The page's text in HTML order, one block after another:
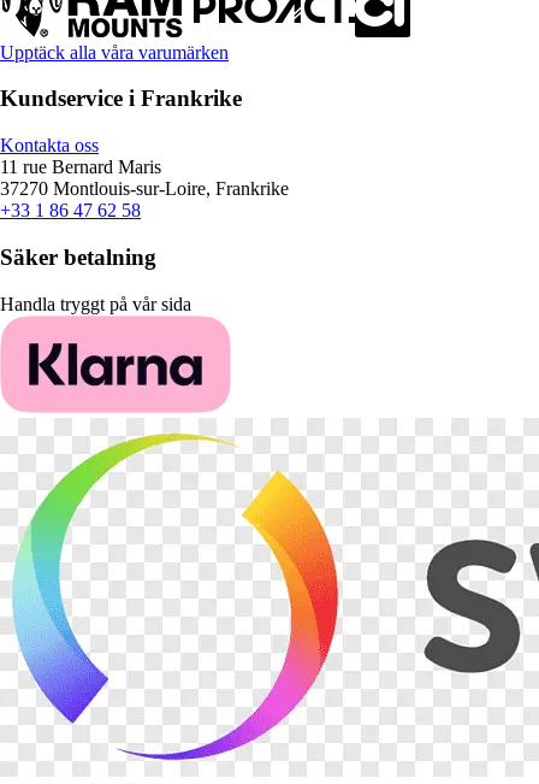
Upptäck alla våra varumärken
Kundservice i Frankrike
Kontakta oss
11 rue Bernard Maris
37270 Montlouis-sur-Loire, Frankrike
+33 1 86 47 62 58
Säker betalning
Handla tryggt på vår sida